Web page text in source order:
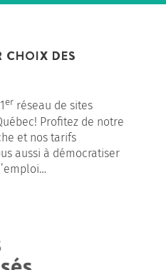
CHOIX DES
er réseau de sites
Profitez de notre
et nos tarifs
aussi à démocratiser